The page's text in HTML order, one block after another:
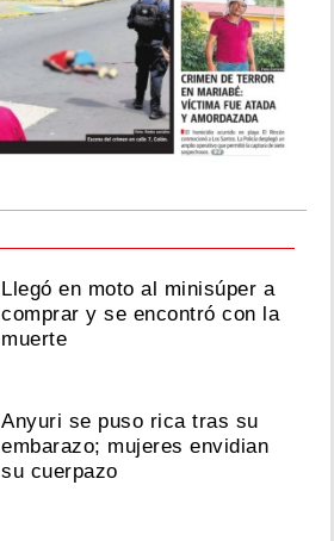
Llegó en moto al minisúper a
comprar y se encontró con la
muerte
Anyuri se puso rica tras su
embarazo; mujeres envidian
su cuerpazo